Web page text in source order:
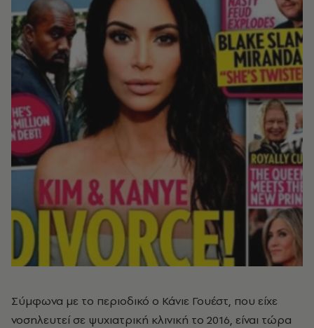
Σύμφωνα με το περιοδικό ο Κάνιε Γουέστ, που είχε
νοσηλευτεί σε ψυχιατρική κλινική το 2016, είναι τώρα